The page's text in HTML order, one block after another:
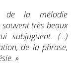
de la mélodie
très beaux
subjuguent. (…)
de la phrase,
»